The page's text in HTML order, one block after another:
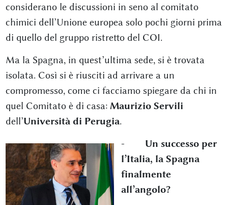
considerano le discussioni in seno al comitato
chimici dell’Unione europea solo pochi giorni prima
di quello del gruppo ristretto del COI.
Ma la Spagna, in quest’ultima sede, si è trovata
isolata. Così si è riusciti ad arrivare a un
compromesso, come ci facciamo spiegare da chi in
quel Comitato è di casa: Maurizio Servili
dell’Università di Perugia.
- Un successo per
l’Italia, la Spagna
finalmente
all’angolo?